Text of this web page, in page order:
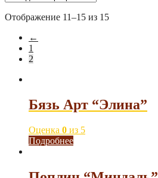
Отображение 11–15 из 15
←
1
2
Бязь Арт “Элина”
Оценка 0 из 5
Подробнее